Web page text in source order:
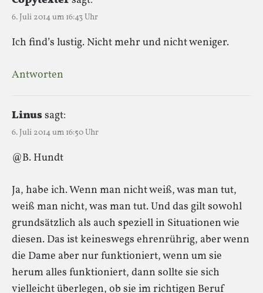
6. Juli 2014 um 16:43 Uhr
Ich find’s lustig. Nicht mehr und nicht weniger.
Antworten
Linussagt:
6. Juli 2014 um 16:50 Uhr
@B. Hundt
Ja, habe ich. Wenn man nicht weiß, was man tut,
weiß man nicht, was man tut. Und das gilt sowohl
grundsätzlich als auch speziell in Situationen wie
diesen. Das ist keineswegs ehrenrührig, aber wenn
die Dame aber nur funktioniert, wenn um sie
herum alles funktioniert, dann sollte sie sich
vielleicht überlegen, ob sie im richtigen Beruf